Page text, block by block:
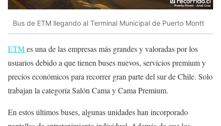
Bus de ETM llegando al Terminal Municipal de Puerto Montt
ETMes una de las empresas más grandes y valoradas por los
usuarios debido a que tienen buses nuevos, servicios premium y
precios económicos para recorrer gran parte del sur de Chile. Solo
trabajan la categoría Salón Cama y Cama Premium.
En estos últimos buses, algunas unidades han incorporado